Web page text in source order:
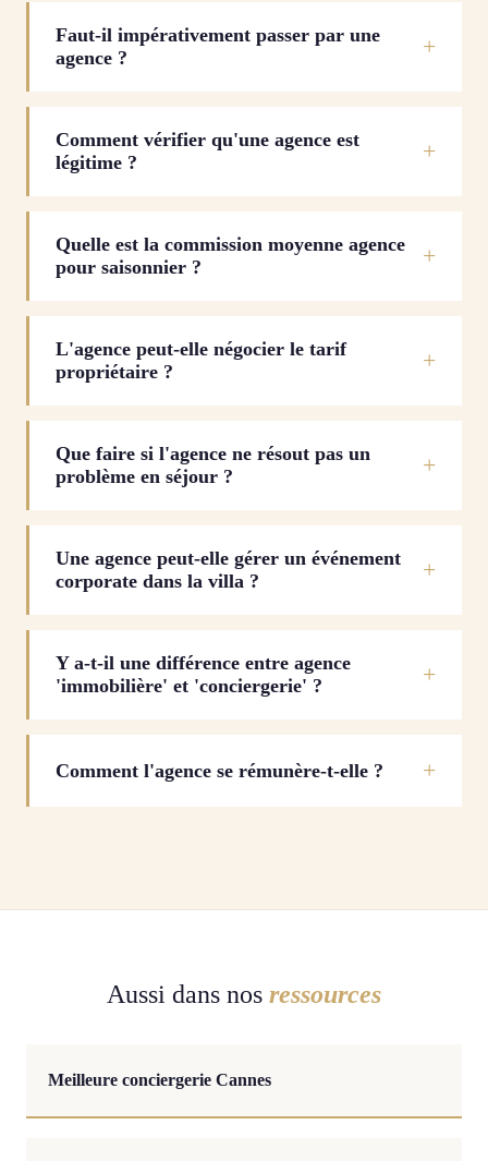
Faut-il impérativement passer par une
agence ?
Comment vérifier qu'une agence est
légitime ?
Quelle est la commission moyenne agence
pour saisonnier ?
L'agence peut-elle négocier le tarif
propriétaire ?
Que faire si l'agence ne résout pas un
problème en séjour ?
Une agence peut-elle gérer un événement
corporate dans la villa ?
Y a-t-il une différence entre agence
'immobilière' et 'conciergerie' ?
Comment l'agence se rémunère-t-elle ?
Aussi dans nos ressources
Meilleure conciergerie Cannes